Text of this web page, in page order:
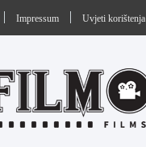
Impressum Uvjeti korištenja